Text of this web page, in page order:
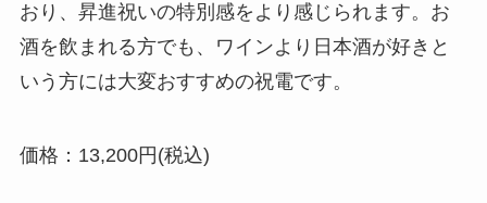
おり、昇進祝いの特別感をより感じられます。お
酒を飲まれる方でも、ワインより日本酒が好きと
いう方には大変おすすめの祝電です。
価格：13,200円(税込)